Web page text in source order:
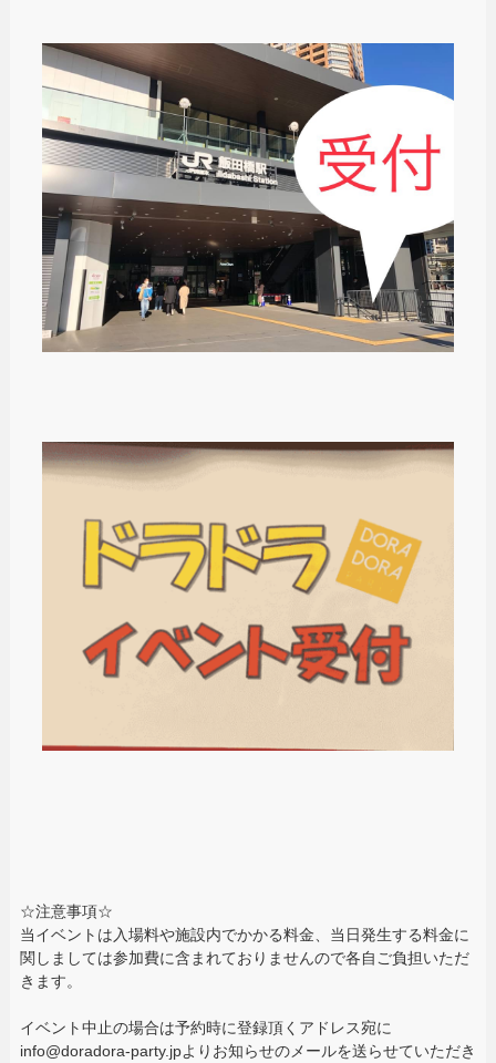
☆注意事項☆
当イベントは入場料や施設内でかかる料金、当日発生する料金に
関しましては参加費に含まれておりませんので各自ご負担いただ
きます。
イベント中止の場合は予約時に登録頂くアドレス宛に
info@doradora-party.jpよりお知らせのメールを送らせていただき